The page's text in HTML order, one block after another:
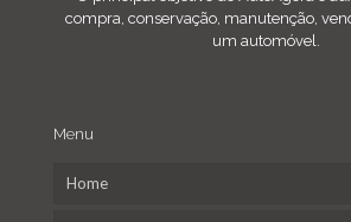
compra, conservação, manutenção,
um automóvel.
Menu
Home